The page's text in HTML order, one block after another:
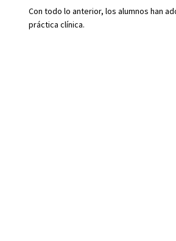
Con todo lo anterior, los alumnos han
práctica clínica.